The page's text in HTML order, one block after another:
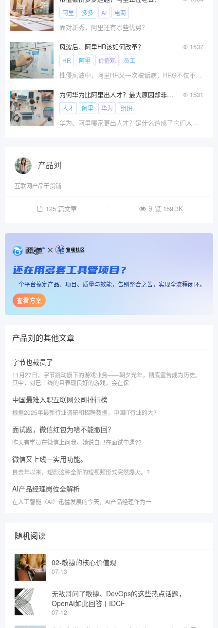
阿里 多多 AI 电商
面对新秀，阿里还有哪些优势？
风波后，阿里HR该如何改革？ 1537
HR 阿里 价值观 员工
性侵风波中，阿里HR又一次被诟病，HRG不仅不解决问题，还反过来警告被侵害的女员工。阿里CHO童文红也工作失
为何华为比阿里出人才？最大原因却非培养 1531
人才 阿里 华为 组织
华为、阿里哪家更出人才？是什么造成了它们人才产出的差异？
产品刘
互联网产品干货铺
125 篇文章 浏览 159.3K
还在用多套工具管项目？
一个平台搞定产品、项目、质量与效能，告别整合之苦，实现全流程闭环。
查看方案
产品刘的其他文章
字节也裁员了
11月27日，字节跳动旗下的游戏业务——朝夕光年，彻底宣告成为历史。
其中，对已上线的且表现良好的游戏，会在保
中国最难入职互联网公司排行榜
根据2025年最新行业调研和招聘数据，中国IT行业的大?
面试题，微信红包为啥不能撤回？
昨天有学员在微信上问我，她说自己在面试中遇??
微信又上线一实用功能。
自去年以来，短剧这种全新的短视频形式突然爆火。?
AI产品经理岗位全解析
在人工智能（AI）迅猛发展的今天，AI产品经理作为一
随机阅读
02-敏捷的核心价值观
07-13
无敌哥问了敏捷、DevOps的这些热点话题，
OpenAI如此回答丨IDCF
07-12